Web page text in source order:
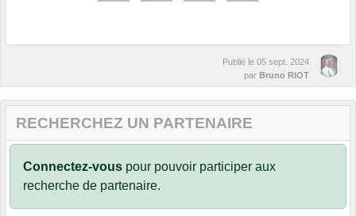
Publié le 05 sept. 2024
par Bruno RIOT
RECHERCHEZ UN PARTENAIRE
Connectez-vous pour pouvoir participer aux
recherche de partenaire.